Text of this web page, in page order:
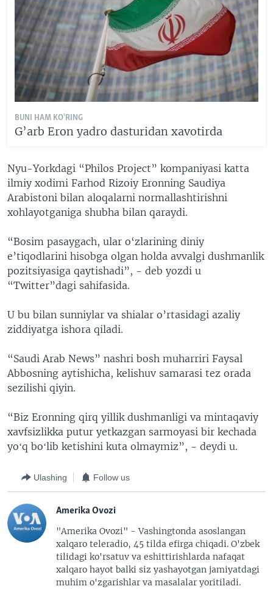
BUNI HAM KO'RING
G’arb Eron yadro dasturidan xavotirda
Nyu-Yorkdagi “Philos Project” kompaniyasi katta
ilmiy xodimi Farhod Rizoiy Eronning Saudiya
Arabistoni bilan aloqalarni normallashtirishni
xohlayotganiga shubha bilan qaraydi.
“Bosim pasaygach, ular o‘zlarining diniy
e’tiqodlarini hisobga olgan holda avvalgi dushmanlik
pozitsiyasiga qaytishadi”, - deb yozdi u
“Twitter”dagi sahifasida.
U bu bilan sunniylar va shialar o’rtasidagi azaliy
ziddiyatga ishora qiladi.
“Saudi Arab News” nashri bosh muharriri Faysal
Abbosning aytishicha, kelishuv samarasi tez orada
sezilishi qiyin.
“Biz Eronning qirq yillik dushmanligi va mintaqaviy
xavfsizlikka putur yetkazgan sarmoyasi bir kechada
yoʻq boʻlib ketishini kuta olmaymiz”, - deydi u.
Ulashing Follow us
Amerika Ovozi
"Amerika Ovozi" - Vashingtonda asoslangan
xalqaro teleradio, 45 tilda efirga chiqadi. O'zbek
tilidagi ko'rsatuv va eshittirishlarda nafaqat
xalqaro hayot balki siz yashayotgan jamiyatdagi
muhim o'zgarishlar va masalalar yoritiladi.